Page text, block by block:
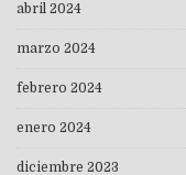
abril 2024
marzo 2024
febrero 2024
enero 2024
diciembre 2023